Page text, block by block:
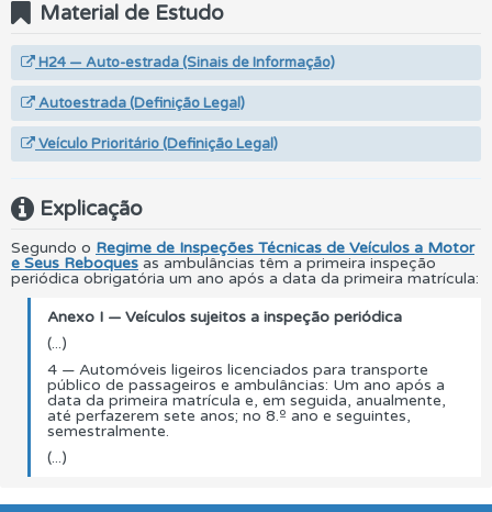
Material de Estudo
H24 — Auto-estrada (Sinais de Informação)
Autoestrada (Definição Legal)
Veículo Prioritário (Definição Legal)
Explicação
Segundo o Regime de Inspeções Técnicas de Veículos a Motor
e Seus Reboques as ambulâncias têm a primeira inspeção
periódica obrigatória um ano após a data da primeira matrícula:
Anexo I — Veículos sujeitos a inspeção periódica
(...)
4 — Automóveis ligeiros licenciados para transporte
público de passageiros e ambulâncias: Um ano após a
data da primeira matrícula e, em seguida, anualmente,
até perfazerem sete anos; no 8.º ano e seguintes,
semestralmente.
(...)